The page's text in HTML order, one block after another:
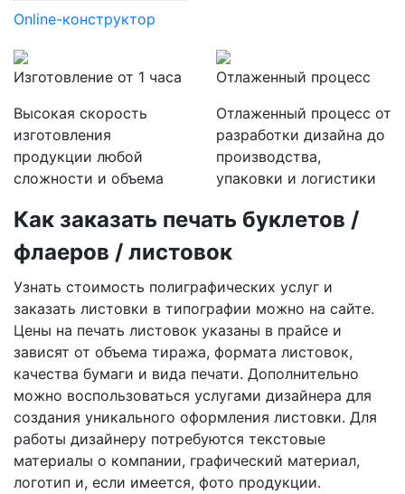
Online-конструктор
Изготовление от 1 часа
Высокая скорость
изготовления
продукции любой
сложности и объема
Отлаженный процесс
Отлаженный процесс от
разработки дизайна до
производства,
упаковки и логистики
Как заказать печать буклетов /
флаеров / листовок
Узнать стоимость полиграфических услуг и
заказать листовки в типографии можно на сайте.
Цены на печать листовок указаны в прайсе и
зависят от объема тиража, формата листовок,
качества бумаги и вида печати. Дополнительно
можно воспользоваться услугами дизайнера для
создания уникального оформления листовки. Для
работы дизайнеру потребуются текстовые
материалы о компании, графический материал,
логотип и, если имеется, фото продукции.